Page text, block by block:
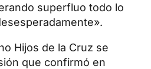
superfluo todo lo
Hijos de la Cruz se
que confirmó en